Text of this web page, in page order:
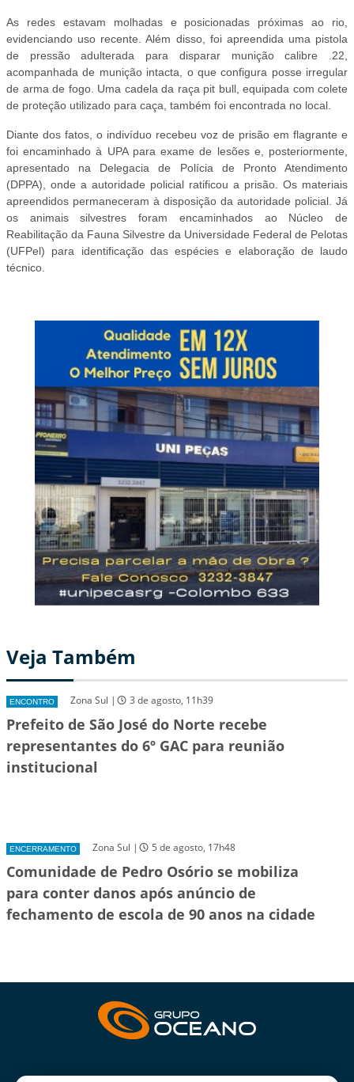
As redes estavam molhadas e posicionadas próximas ao rio,
evidenciando uso recente. Além disso, foi apreendida uma pistola
de pressão adulterada para disparar munição calibre .22,
acompanhada de munição intacta, o que configura posse irregular
de arma de fogo. Uma cadela da raça pit bull, equipada com colete
de proteção utilizado para caça, também foi encontrada no local.
Diante dos fatos, o indivíduo recebeu voz de prisão em flagrante e
foi encaminhado à UPA para exame de lesões e, posteriormente,
apresentado na Delegacia de Polícia de Pronto Atendimento
(DPPA), onde a autoridade policial ratificou a prisão. Os materiais
apreendidos permaneceram à disposição da autoridade policial. Já
os animais silvestres foram encaminhados ao Núcleo de
Reabilitação da Fauna Silvestre da Universidade Federal de Pelotas
(UFPel) para identificação das espécies e elaboração de laudo
técnico.
Veja Também
ENCONTRO Zona Sul | 3 de agosto, 11h39
Prefeito de São José do Norte recebe
representantes do 6º GAC para reunião
institucional
ENCERRAMENTO Zona Sul | 5 de agosto, 17h48
Comunidade de Pedro Osório se mobiliza
para conter danos após anúncio de
fechamento de escola de 90 anos na cidade